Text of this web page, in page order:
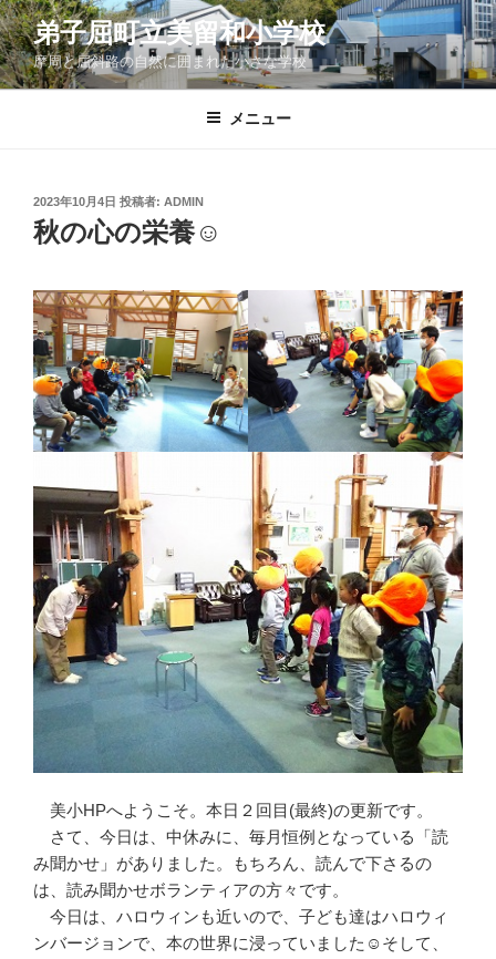
コ
ン
テ
ン
弟子屈町立美留和小学校
摩周と屈斜路の自然に囲まれた小さな学校
メニュー
投
稿
日:
2023年10月4日 投稿者: ADMIN
秋の心の栄養☺
美小HPへようこそ。本日２回目(最終)の更新です。
さて、今日は、中休みに、毎月恒例となっている「読
み聞かせ」がありました。もちろん、読んで下さるの
は、読み聞かせボランティアの方々です。
今日は、ハロウィンも近いので、子ども達はハロウィ
ンバージョンで、本の世界に浸っていました☺そして、